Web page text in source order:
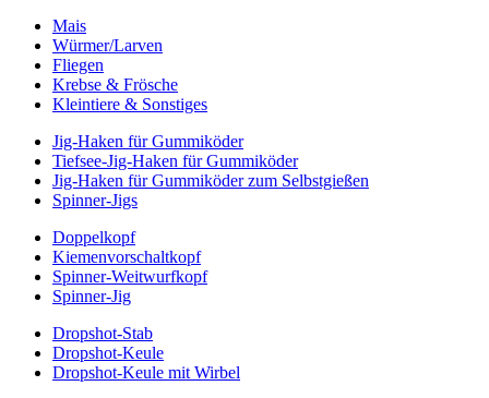
Mais
Würmer/Larven
Fliegen
Krebse & Frösche
Kleintiere & Sonstiges
Jig-Haken für Gummiköder
Tiefsee-Jig-Haken für Gummiköder
Jig-Haken für Gummiköder zum Selbstgießen
Spinner-Jigs
Doppelkopf
Kiemenvorschaltkopf
Spinner-Weitwurfkopf
Spinner-Jig
Dropshot-Stab
Dropshot-Keule
Dropshot-Keule mit Wirbel